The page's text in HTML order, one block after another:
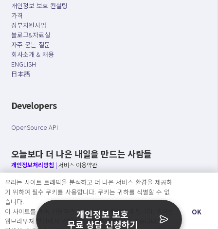
개인정보 보호 컨설팅
가격
정부지원사업
블로그&자료실
자주 묻는 질문
회사소개 & 채용
ENGLISH
日本語
Developers
OpenSource API
오늘보다 더 나은 내일을 만드는 사람들
개인정보처리방침 | 서비스 이용약관
○ 개인정보보호 컴플라이언스를 선도하겠습니다.
○ 정보주체의 권리를 보장하겠습니다.
○ 기업의 개인정보보호를 위한 효율적 관리를 보장하겠습니다.
우리는 사이트 트래픽을 분석하고 더 나은 서비스 환경을 제공하
기 위하여 필수 쿠키를 사용합니다. 쿠키는 귀하를 식별할 수 없
습니다.
이 사이트를 계속 사용하면 쿠키 사용에 동의하게 됩니다. 귀하는
웹브라우져 설정에서 언제든지 쿠키를 삭제 할 수있습니다.
OK
개인정보 보호
무료 상담 신청하기